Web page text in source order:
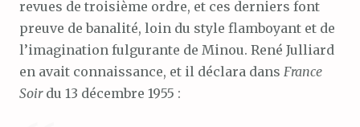
revues de troisième ordre, et ces derniers font
preuve de banalité, loin du style flamboyant et de
l’imagination fulgurante de Minou. René Julliard
en avait connaissance, et il déclara dans France
Soirdu 13 décembre 1955 :